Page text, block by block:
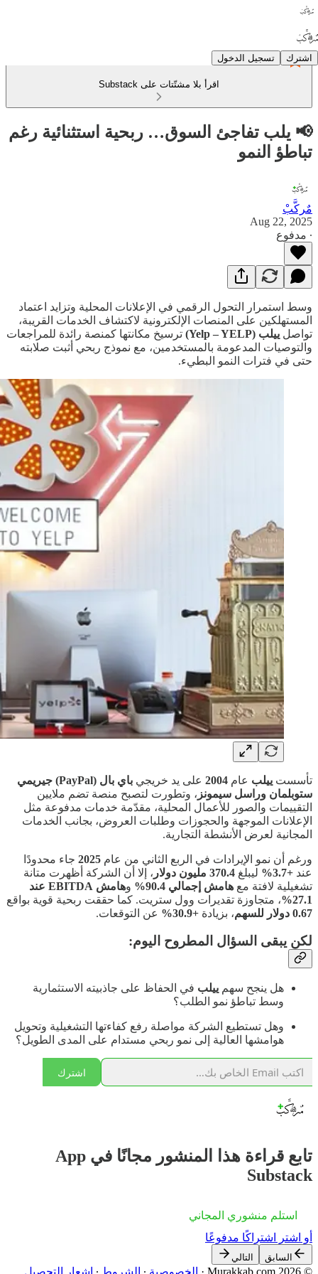
اشترك تسجيل الدخول
اقرأ بلا مشتّتات على Substack
📢 يلب تفاجئ السوق… ربحية استثنائية رغم
تباطؤ النمو
مٌركَّبْ
Aug 22, 2025
∙ مدفوع
وسط استمرار التحول الرقمي في الإعلانات المحلية وتزايد اعتماد
المستهلكين على المنصات الإلكترونية لاكتشاف الخدمات القريبة،
تواصل ييلب (Yelp – YELP)
ترسيخ مكانتها كمنصة رائدة للمراجعات
والتوصيات المدعومة بالمستخدمين، مع نموذج ربحي أثبت صلابته
حتى في فترات النمو البطيء.
تأسست ييلب عام 2004 على يد خريجي باي بال (PayPal)
جيريمي
ستوبلمان وراسل سيمونز ، وتطورت لتصبح منصة تضم ملايين
التقييمات والصور للأعمال المحلية، مقدّمة خدمات مدفوعة مثل
الإعلانات الموجهة والحجوزات وطلبات العروض، بجانب الخدمات
المجانية لعرض الأنشطة التجارية.
ورغم أن نمو الإيرادات في الربع الثاني من عام 2025 جاء محدودًا
عند +3.7% ليبلغ 370.4 مليون دولار
، إلا أن الشركة أظهرت متانة
تشغيلية لافتة مع هامش إجمالي 90.4% و
هامش EBITDA عند
27.1%
، متجاوزة تقديرات وول ستريت. كما حققت ربحية قوية بواقع
0.67 دولار للسهم
، بزيادة +30.9% عن التوقعات.
لكن يبقى السؤال المطروح اليوم:
هل ينجح سهم ييلب في الحفاظ على جاذبيته الاستثمارية
وسط تباطؤ نمو الطلب؟
وهل تستطيع الشركة مواصلة رفع كفاءتها التشغيلية وتحويل
هوامشها العالية إلى نمو ربحي مستدام على المدى الطويل؟
اشترك
تابع قراءة هذا المنشور مجانًا في App
Substack
استلم منشوري المجاني
أو اشترِ اشتراكًا مدفوعًا
السابق التالي
© 2026 Murakkab.com
· الخصوصية ∙ الشروط ∙ إشعار التحصيل